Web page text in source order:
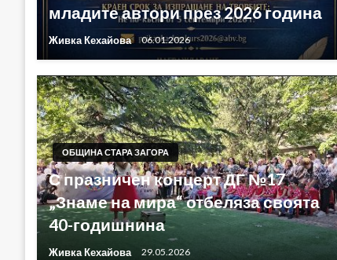
младите автори през 2026 година
Живка Кехайова 06.01.2026
ОБЩИНА СТАРА ЗАГОРА
С празничен концерт ДГ №17
„Знаме на мира“ отбеляза своята
40-годишнина
Живка Кехайова 29.05.2026